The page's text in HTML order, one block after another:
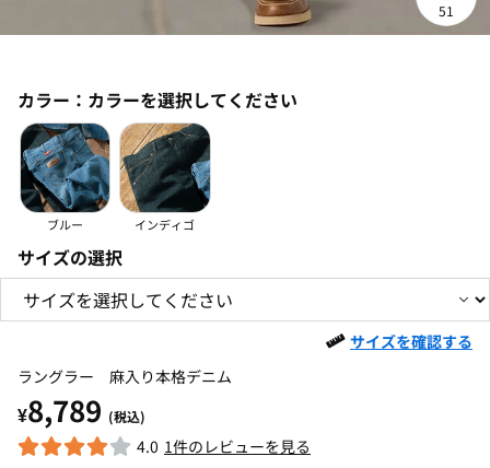
51
カラー： カラーを選択してください
ブルー インディゴ
サイズの選択
サイズを確認する
ラングラー 麻入り本格デニム
¥8,789 (税込)
4.0 1件のレビューを見る